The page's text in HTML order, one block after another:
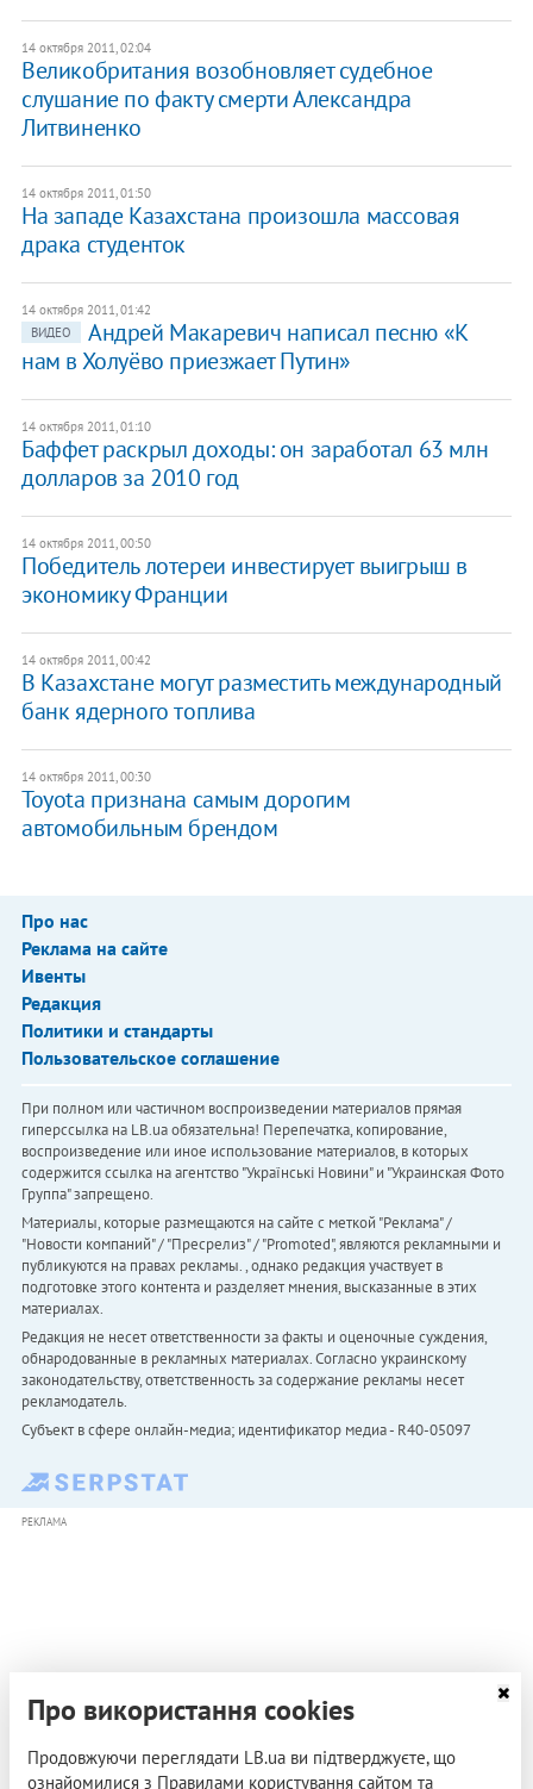
14 октября 2011, 02:04
​Великобритания возобновляет судебное
слушание по факту смерти Александра
Литвиненко
14 октября 2011, 01:50
На западе Казахстана произошла массовая
драка студенток
14 октября 2011, 01:42
ВИДЕО
​Андрей Макаревич написал песню «К
нам в Холуёво приезжает Путин»
14 октября 2011, 01:10
Баффет раскрыл доходы: он заработал 63 млн
долларов за 2010 год
14 октября 2011, 00:50
Победитель лотереи инвестирует выигрыш в
экономику Франции
14 октября 2011, 00:42
В Казахстане могут разместить международный
банк ядерного топлива
14 октября 2011, 00:30
Toyota признана самым дорогим
автомобильным брендом
Про нас
Реклама на сайте
Ивенты
Редакция
Политики и стандарты
Пользовательское соглашение
При полном или частичном воспроизведении материалов прямая
гиперссылка на LB.ua обязательна! Перепечатка, копирование,
воспроизведение или иное использование материалов, в которых
содержится ссылка на агентство "Українськi Новини" и "Украинская Фото
Группа" запрещено.
Материалы, которые размещаются на сайте с меткой "Реклама" /
"Новости компаний" / "Пресрелиз" / "Promoted", являются рекламными и
публикуются на правах рекламы. , однако редакция участвует в
подготовке этого контента и разделяет мнения, высказанные в этих
материалах.
Редакция не несет ответственности за факты и оценочные суждения,
обнародованные в рекламных материалах. Согласно украинскому
законодательству, ответственность за содержание рекламы несет
рекламодатель.
Субъект в сфере онлайн-медиа; идентификатор медиа - R40-05097
РЕКЛАМА
Про використання cookies
Продовжуючи переглядати LB.ua ви підтверджуєте, що
ознайомилися з Правилами користування сайтом та